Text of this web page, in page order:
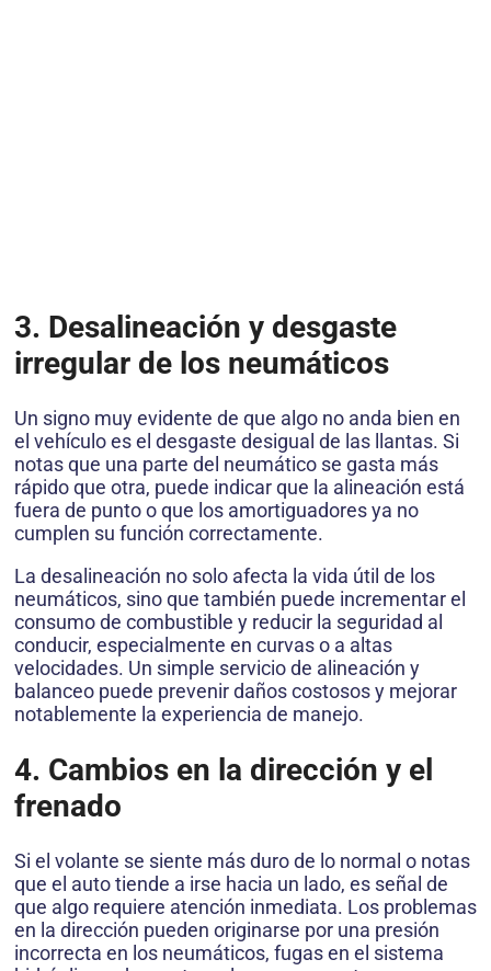
3. Desalineación y desgaste
irregular de los neumáticos
Un signo muy evidente de que algo no anda bien en
el vehículo es el desgaste desigual de las llantas. Si
notas que una parte del neumático se gasta más
rápido que otra, puede indicar que la alineación está
fuera de punto o que los amortiguadores ya no
cumplen su función correctamente.
La desalineación no solo afecta la vida útil de los
neumáticos, sino que también puede incrementar el
consumo de combustible y reducir la seguridad al
conducir, especialmente en curvas o a altas
velocidades. Un simple servicio de alineación y
balanceo puede prevenir daños costosos y mejorar
notablemente la experiencia de manejo.
4. Cambios en la dirección y el
frenado
Si el volante se siente más duro de lo normal o notas
que el auto tiende a irse hacia un lado, es señal de
que algo requiere atención inmediata. Los problemas
en la dirección pueden originarse por una presión
incorrecta en los neumáticos, fugas en el sistema